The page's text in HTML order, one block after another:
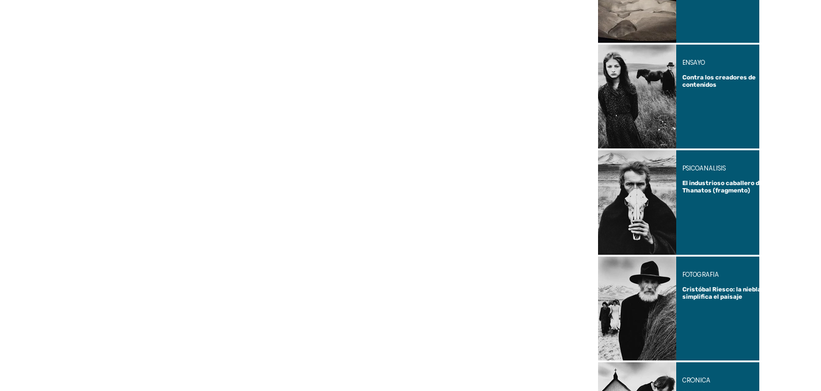
Contra los creadores de
contenidos
ENSAYO
El industrioso caballero de
Thanatos (fragmento)
PSICOANÁLISIS
Cristóbal Riesco: la niebla
simplifica el paisaje
FOTOGRAFÍA
CRÓNICA